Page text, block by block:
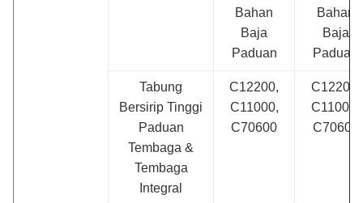
Bahan
Baja
Paduan
Bahan
Baja
Paduan
Tabung
Bersirip Tinggi
Paduan
Tembaga &
Tembaga
Integral
C12200,
C11000,
C70600
C12200,
C11000,
C70600